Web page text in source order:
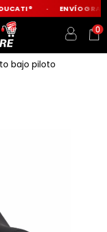
ENVÍO
0
bajo piloto